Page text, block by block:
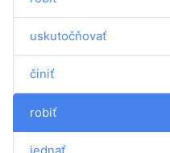
uskutočňovať
činiť
robiť